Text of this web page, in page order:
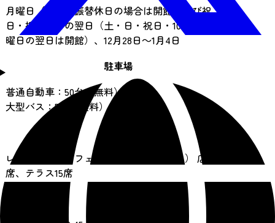
月曜日（祝日・振替休日の場合は開館）及び祝
日・振替休日の翌日（土・日・祝日・10月の第2月
曜日の翌日は開館）、12月28日～1月4日
駐車場
普通自動車：50台（無料）
大型バス：5台（無料）
飲食施設
レストラン（カフェ・モーツァルト テオ） 店内40
席、テラス15席